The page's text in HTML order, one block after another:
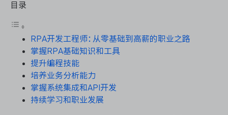
研发效能管理
DevOps
资源和工时管理
目录
RPA开发工程师：从零基础到高薪的职业之路
掌握RPA基础知识和工具
提升编程技能
培养业务分析能力
掌握系统集成和API开发
持续学习和职业发展